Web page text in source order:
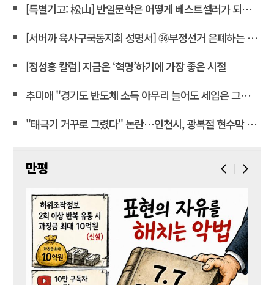
[특별기고: 松山] 반일문학은 어떻게 베스트셀러가 되는가?
[서버까 육사구국동지회 성명서] ㊱부정선거 은폐하는 윤상현 의원은 즉각 사퇴하라!
[정성홍 칼럼] 지금은 ‘혁명’하기에 가장 좋은 시절
추미애 "경기도 반도체 소득 아무리 늘어도 세입은 그대로"
"태극기 거꾸로 그렸다" 논란…인천시, 광복절 현수막 철거
만평